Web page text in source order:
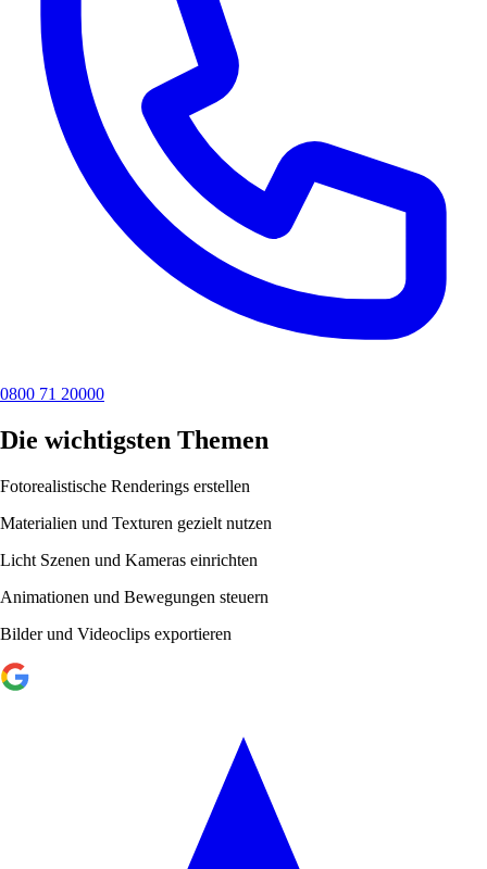
0800 71 20000
Die wichtigsten Themen
Fotorealistische Renderings erstellen
Materialien und Texturen gezielt nutzen
Licht Szenen und Kameras einrichten
Animationen und Bewegungen steuern
Bilder und Videoclips exportieren